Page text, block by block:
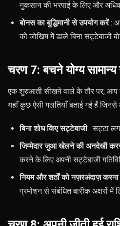
नुकसान की भरपाई के लिए और
बोनस का बुद्धिमानी से उपयोग करें:
को जोखिम में डाले बिना सट्टेबाजी
चरण 7: बचने योग्य सामान्य
एक शुरुआती सीखने वाले के तौर पर,
यहाँ कुछ ऐसी गलतियाँ बताई गई हैं जिनसे
बिना शोध किए सट्टेबाजी: सट्टा
जिम्मेदार जुआ खेलने की अनदेखी
करने के लिए अपनी सट्टेबाजी
नियम और शर्तों को नज़रअंदाज़ करना
प्रमोशन से संबंधित बारीक अक्षरों में